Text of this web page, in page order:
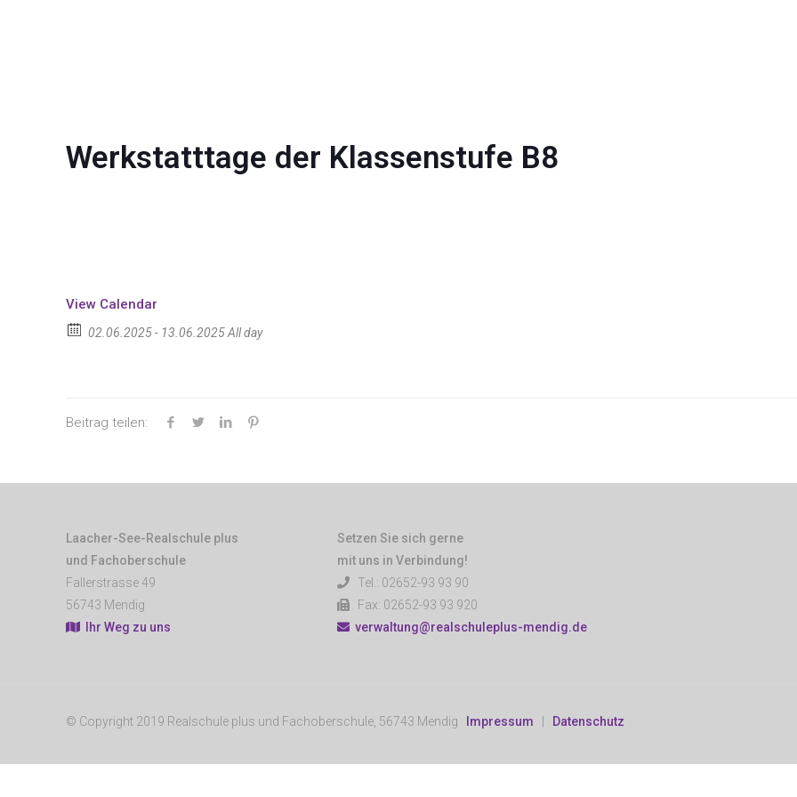
Werkstatttage der Klassenstufe B8
View Calendar
02.06.2025 - 13.06.2025 All day
Beitrag teilen:
Laacher-See-Realschule plus
und Fachoberschule
Fallerstrasse 49
56743 Mendig
Ihr Weg zu uns
Setzen Sie sich gerne
mit uns in Verbindung!
Tel.: 02652-93 93 90
Fax: 02652-93 93 920
verwaltung@realschuleplus-mendig.de
© Copyright 2019 Realschule plus und Fachoberschule, 56743 Mendig Impressum Datenschutz